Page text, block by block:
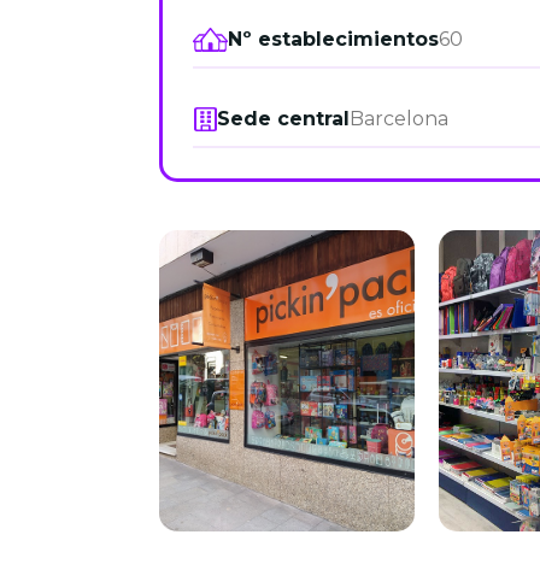
Nº establecimientos60
Sede centralBarcelona